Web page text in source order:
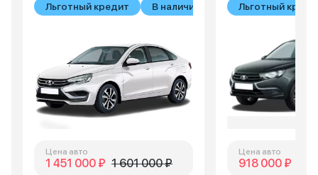
Льготный кредит В наличии
Цена авто
1 451 000 ₽ 1 601 000 ₽
Льготный
Цена авто
918 000 ₽